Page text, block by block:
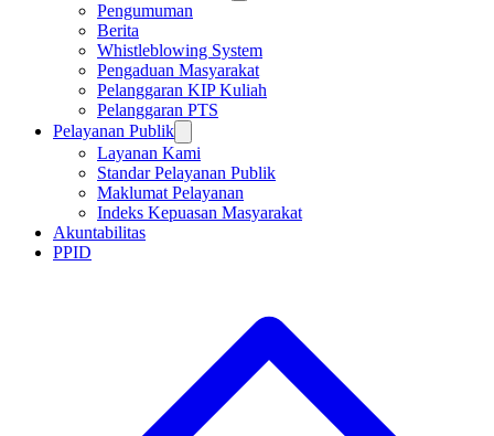
Pengumuman
Berita
Whistleblowing System
Pengaduan Masyarakat
Pelanggaran KIP Kuliah
Pelanggaran PTS
Pelayanan Publik
Layanan Kami
Standar Pelayanan Publik
Maklumat Pelayanan
Indeks Kepuasan Masyarakat
Akuntabilitas
PPID